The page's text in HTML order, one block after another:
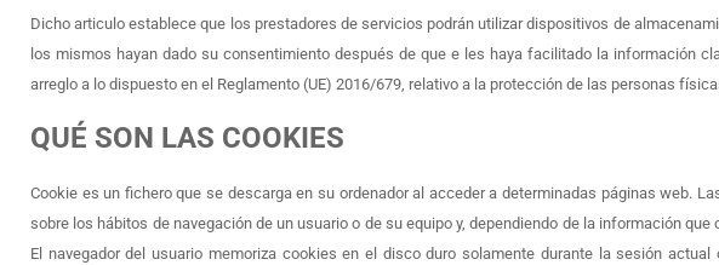
Dicho articulo establece que los prestadores de servicios podrán utilizar dispositivos de
los mismos hayan dado su consentimiento después de que e les haya facilitado la información
arreglo a lo dispuesto en el Reglamento (UE) 2016/679, relativo a la protección de las personas
QUÉ SON LAS COOKIES
Cookie es un fichero que se descarga en su ordenador al acceder a determinadas páginas web.
sobre los hábitos de navegación de un usuario o de su equipo y, dependiendo de la información
El navegador del usuario memoriza cookies en el disco duro solamente durante la sesión